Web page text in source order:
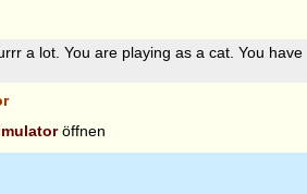
a lot. You are playing as a cat. You have
öffnen